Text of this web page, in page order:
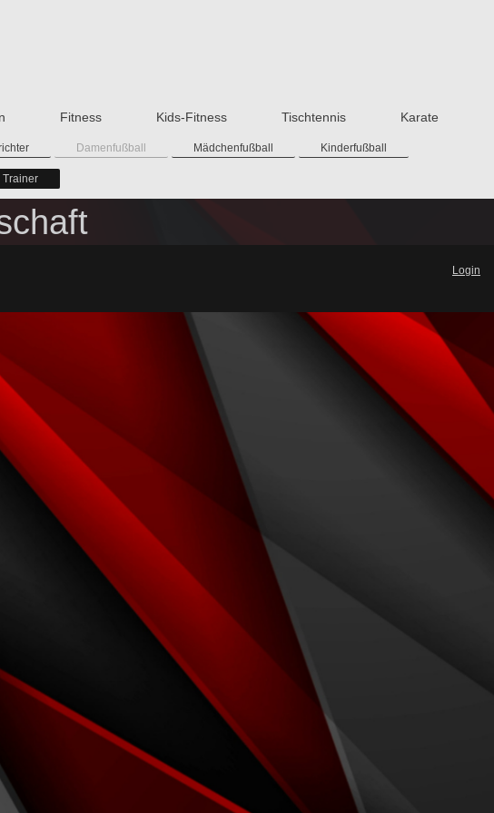
Fitness Kids-Fitness Tischtennis Karate
Damenfußball Mädchenfußball Kinderfußball
Trainer
Login